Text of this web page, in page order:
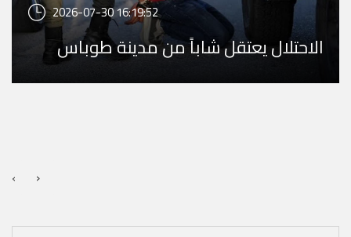
2026-07-30 16:19:52
الاحتلال يعتقل شاباً من مدينة طوباس
‹ ›